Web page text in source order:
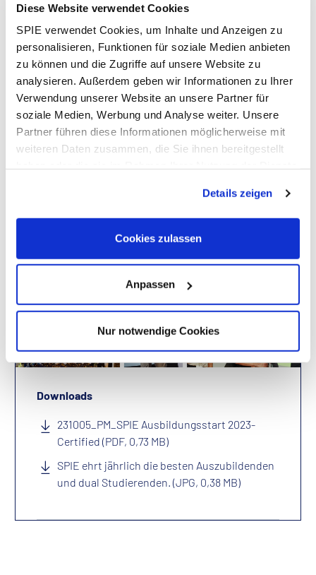
Diese Website verwendet Cookies
SPIE verwendet Cookies, um Inhalte und Anzeigen zu
personalisieren, Funktionen für soziale Medien anbieten
zu können und die Zugriffe auf unsere Website zu
analysieren. Außerdem geben wir Informationen zu Ihrer
Verwendung unserer Website an unsere Partner für
soziale Medien, Werbung und Analyse weiter. Unsere
Partner führen diese Informationen möglicherweise mit
weiteren Daten zusammen, die Sie ihnen bereitgestellt
Verarbeitung Ihrer Daten in den USA ein. Alle weiteren
Informationen zu Cookies finden Sie in unseren
Datenschutzhinweisen.
Details zeigen
Cookies zulassen
Anpassen
Nur notwendige Cookies
Kinowerbung über strategische Schul- und
Hochschulpartnerschaften bis hin zur konsequenten
Einbindung, Weiterentwicklung und Förderung der
aktuellen Mitarbeitenden.
Downloads
231005_PM_SPIE Ausbildungsstart 2023-
Certified (PDF, 0,73 MB)
SPIE ehrt jährlich die besten Auszubildenden
und dual Studierenden. (JPG, 0,38 MB)